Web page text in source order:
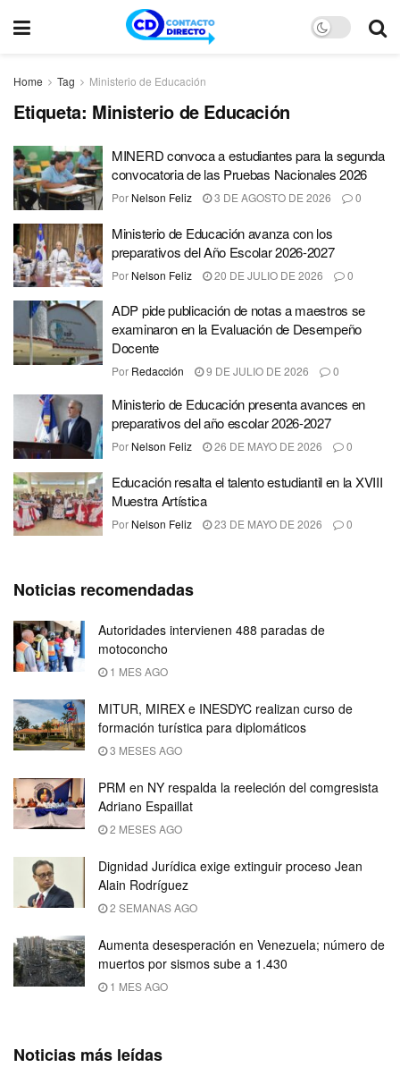
Home Tag Ministerio de Educación
Etiqueta: Ministerio de Educación
MINERD convoca a estudiantes para la segunda
convocatoria de las Pruebas Nacionales 2026
Por Nelson Feliz 3 DE AGOSTO DE 2026 0
Ministerio de Educación avanza con los
preparativos del Año Escolar 2026-2027
Por Nelson Feliz 20 DE JULIO DE 2026 0
ADP pide publicación de notas a maestros se
examinaron en la Evaluación de Desempeño
Docente
Por Redacción 9 DE JULIO DE 2026 0
Ministerio de Educación presenta avances en
preparativos del año escolar 2026-2027
Por Nelson Feliz 26 DE MAYO DE 2026 0
Educación resalta el talento estudiantil en la XVIII
Muestra Artística
Por Nelson Feliz 23 DE MAYO DE 2026 0
Noticias recomendadas
Autoridades intervienen 488 paradas de
motoconcho
1 MES AGO
MITUR, MIREX e INESDYC realizan curso de
formación turística para diplomáticos
3 MESES AGO
PRM en NY respalda la reeleción del comgresista
Adriano Espaillat
2 MESES AGO
Dignidad Jurídica exige extinguir proceso Jean
Alain Rodríguez
2 SEMANAS AGO
Aumenta desesperación en Venezuela; número de
muertos por sismos sube a 1.430
1 MES AGO
Noticias más leídas